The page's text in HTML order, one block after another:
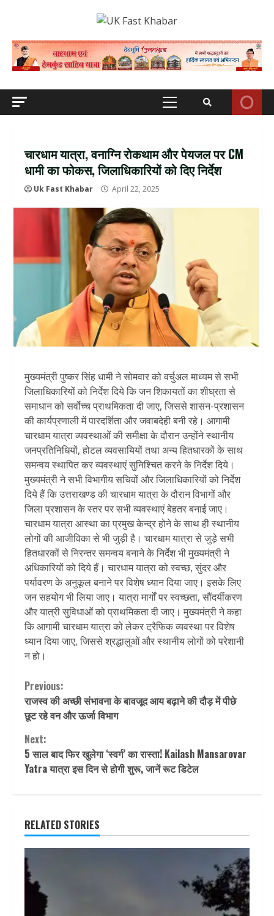
Primary
चारधाम यात्रा, वनाग्नि रोकथाम और पेयजल पर CM
धामी का फोकस, जिलाधिकारियों को दिए निर्देश
Uk Fast Khabar April 22, 2025
मुख्यमंत्री पुष्कर सिंह धामी ने सोमवार को वर्चुअल माध्यम से सभी
जिलाधिकारियों को निर्देश दिये कि जन शिकायतों का शीघ्रता से
समाधान को सर्वोच्च प्राथमिकता दी जाए, जिससे शासन-प्रशासन
की कार्यप्रणाली में पारदर्शिता और जवाबदेही बनी रहे। आगामी
चारधाम यात्रा व्यवस्थाओं की समीक्षा के दौरान उन्होंने स्थानीय
जनप्रतिनिधियों, होटल व्यवसायियों तथा अन्य हितधारकों के साथ
समन्वय स्थापित कर व्यवस्थाएं सुनिश्चित करने के निर्देश दिये।
मुख्यमंत्री ने सभी विभागीय सचिवों और जिलाधिकारियों को निर्देश
दिये हैं कि उत्तराखण्ड की चारधाम यात्रा के दौरान विभागों और
जिला प्रशासन के स्तर पर सभी व्यवस्थाएं बेहतर बनाई जाए।
चारधाम यात्रा आस्था का प्रमुख केन्द्र होने के साथ ही स्थानीय
लोगों की आजीविका से भी जुड़ी है। चारधाम यात्रा से जुड़े सभी
हितधारकों से निरन्तर समन्वय बनाने के निर्देश भी मुख्यमंत्री ने
अधिकारियों को दिये हैं। चारधाम यात्रा को स्वच्छ, सुंदर और
पर्यावरण के अनुकूल बनाने पर विशेष ध्यान दिया जाए। इसके लिए
जन सहयोग भी लिया जाए। यात्रा मार्गों पर स्वच्छता, सौंदर्यीकरण
और यात्री सुविधाओं को प्राथमिकता दी जाए। मुख्यमंत्री ने कहा
कि आगामी चारधाम यात्रा को लेकर ट्रैफिक व्यवस्था पर विशेष
ध्यान दिया जाए, जिससे श्रद्धालुओं और स्थानीय लोगों को परेशानी
न हो।
Continue
Reading
Previous:
राजस्व की अच्छी संभावना के बावजूद आय बढ़ाने की दौड़ में पीछे
छूट रहे वन और ऊर्जा विभाग
Next:
5 साल बाद फिर खुलेगा ‘स्वर्ग’ का रास्ता! Kailash Mansarovar
Yatra यात्रा इस दिन से होगी शुरू, जानें रूट डिटेल
RELATED STORIES